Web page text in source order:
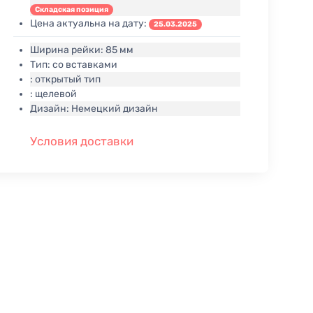
Складская позиция
Цена актуальна на дату: 25.03.2025
Ширина рейки: 85 мм
Тип: со вставками
: открытый тип
: щелевой
Дизайн: Немецкий дизайн
Условия доставки